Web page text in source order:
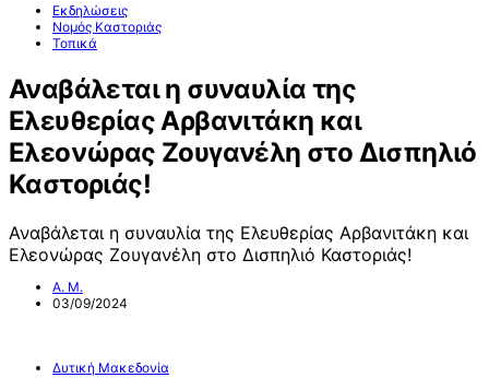
Εκδηλώσεις
Νομός Καστοριάς
Τοπικά
Αναβάλεται η συναυλία της
Ελευθερίας Αρβανιτάκη και
Ελεονώρας Ζουγανέλη στο Δισπηλιό
Καστοριάς!
Αναβάλεται η συναυλία της Ελευθερίας Αρβανιτάκη και
Ελεονώρας Ζουγανέλη στο Δισπηλιό Καστοριάς!
Α. Μ.
03/09/2024
Δυτική Μακεδονία